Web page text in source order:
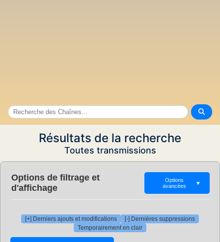
Résultats de la recherche
Toutes transmissions
Options de filtrage et
d'affichage
Options
avancées
▼
[+] Derniers ajouts et modifications
[-] Dernières suppressions
Temporairement en clair